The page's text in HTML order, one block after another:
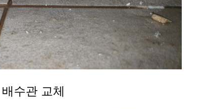
배수관 교체